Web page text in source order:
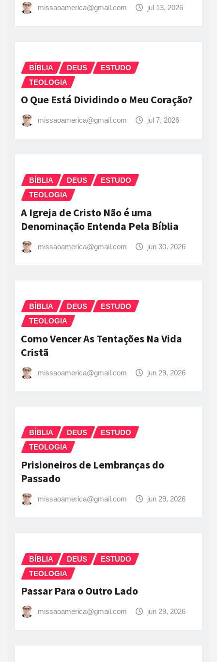
missaoamerica@gmail.com jul 13, 2026
BÍBLIA DEUS
ESTUDO
TEOLOGIA
O Que Está Dividindo o Meu Coração?
missaoamerica@gmail.com jul 7, 2026
BÍBLIA DEUS
ESTUDO
TEOLOGIA
A Igreja de Cristo Não é uma
Denominação Entenda Pela Bíblia
missaoamerica@gmail.com jun 30, 2026
BÍBLIA DEUS
ESTUDO
TEOLOGIA
Como Vencer As Tentações Na Vida
Cristã
missaoamerica@gmail.com jun 29, 2026
BÍBLIA DEUS
ESTUDO
TEOLOGIA
Prisioneiros de Lembranças do
Passado
missaoamerica@gmail.com jun 29, 2026
BÍBLIA DEUS
ESTUDO
TEOLOGIA
Passar Para o Outro Lado
missaoamerica@gmail.com jun 29, 2026